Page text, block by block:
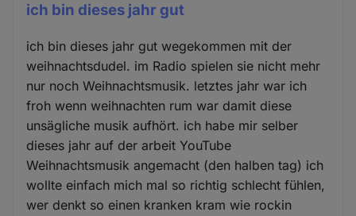
ich bin dieses jahr gut
ich bin dieses jahr gut wegekommen mit der
weihnachtsdudel. im Radio spielen sie nicht mehr
nur noch Weihnachtsmusik. letztes jahr war ich
froh wenn weihnachten rum war damit diese
unsägliche musik aufhört. ich habe mir selber
dieses jahr auf der arbeit YouTube
Weihnachtsmusik angemacht (den halben tag) ich
wollte einfach mich mal so richtig schlecht fühlen,
wer denkt so einen kranken kram wie rockin